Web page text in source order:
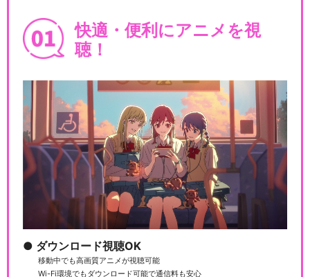
Paradox Live THE ANIMAT…
Paradox Live 2MAN SHOW
…
Paradox Live 2MAN SHOW
…
快適・便利にアニメを視
聴！
ダウンロード視聴OK
移動中でも高画質アニメが視聴可能
Wi-Fi環境でもダウンロード可能で通信料も安心